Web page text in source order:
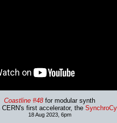
Coastline #48 for modular synth
CERN's first accelerator, the
18 Aug 2023, 6pm